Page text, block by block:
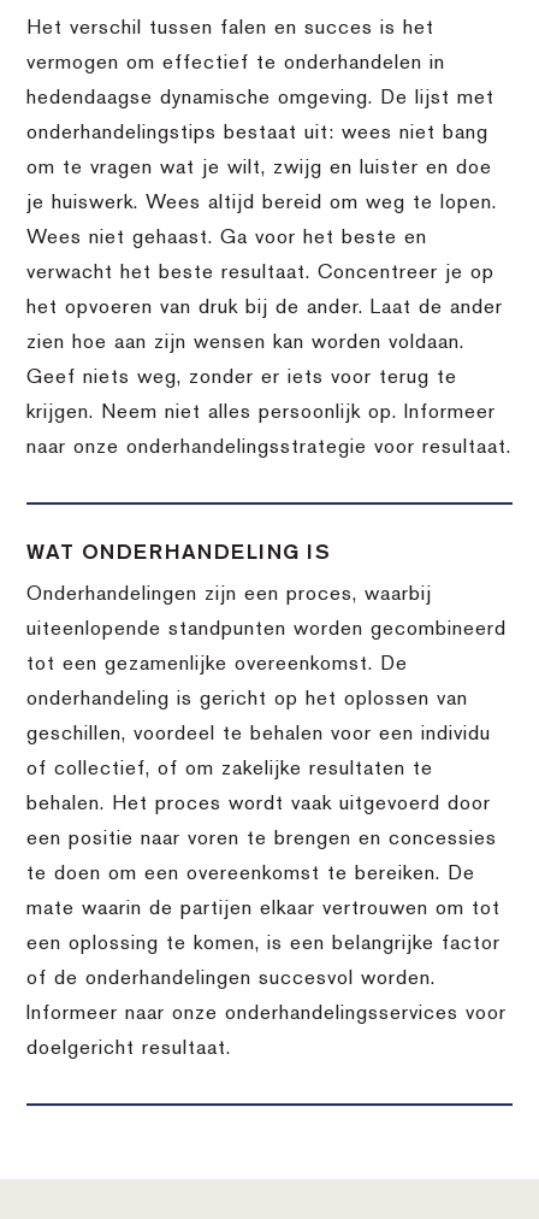
Het verschil tussen falen en succes is het
vermogen om effectief te onderhandelen in
hedendaagse dynamische omgeving. De lijst met
onderhandelingstips bestaat uit: wees niet bang
om te vragen wat je wilt, zwijg en luister en doe
je huiswerk. Wees altijd bereid om weg te lopen.
Wees niet gehaast. Ga voor het beste en
verwacht het beste resultaat. Concentreer je op
het opvoeren van druk bij de ander. Laat de ander
zien hoe aan zijn wensen kan worden voldaan.
Geef niets weg, zonder er iets voor terug te
krijgen. Neem niet alles persoonlijk op. Informeer
naar onze onderhandelingsstrategie voor resultaat.
WAT ONDERHANDELING IS
Onderhandelingen zijn een proces, waarbij
uiteenlopende standpunten worden gecombineerd
tot een gezamenlijke overeenkomst. De
onderhandeling is gericht op het oplossen van
geschillen, voordeel te behalen voor een individu
of collectief, of om zakelijke resultaten te
behalen. Het proces wordt vaak uitgevoerd door
een positie naar voren te brengen en concessies
te doen om een overeenkomst te bereiken. De
mate waarin de partijen elkaar vertrouwen om tot
een oplossing te komen, is een belangrijke factor
of de onderhandelingen succesvol worden.
Informeer naar onze onderhandelingsservices voor
doelgericht resultaat.
Footer